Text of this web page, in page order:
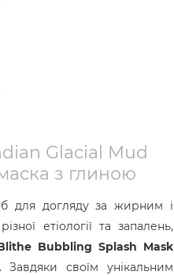
Glacial Mud
з глиною
для догляду за жирним і
етіології та запалень,
Bubbling Splash Mask
своїм унікальним